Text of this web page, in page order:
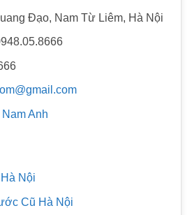
Đạo, Nam Từ Liêm, Hà Nội
Anh
Nội
Cũ Hà Nội